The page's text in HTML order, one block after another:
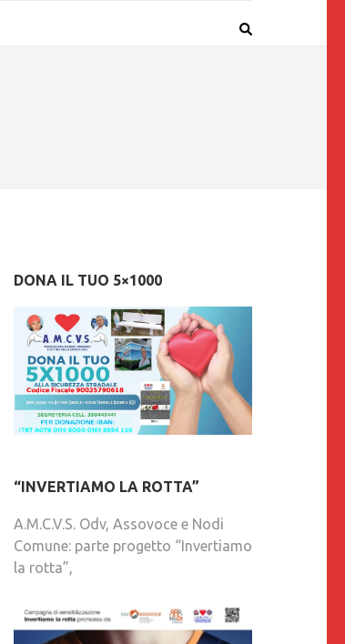
DONA IL TUO 5×1000
“INVERTIAMO LA ROTTA”
A.M.C.V.S. Odv, Assovoce e Nodi
Comune: parte progetto “Invertiamo
la rotta”,